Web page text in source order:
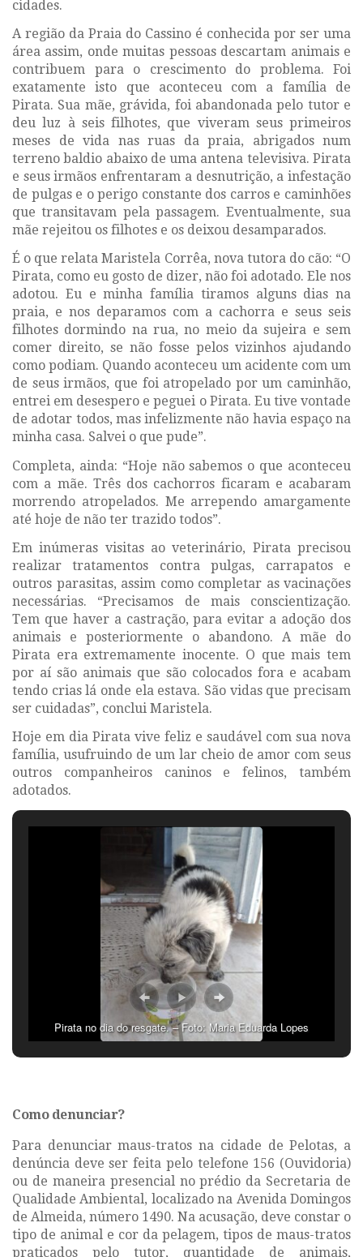
cidades.
A região da Praia do Cassino é conhecida por ser uma
área assim, onde muitas pessoas descartam animais e
contribuem para o crescimento do problema. Foi
exatamente isto que aconteceu com a família de
Pirata. Sua mãe, grávida, foi abandonada pelo tutor e
deu luz à seis filhotes, que viveram seus primeiros
meses de vida nas ruas da praia, abrigados num
terreno baldio abaixo de uma antena televisiva. Pirata
e seus irmãos enfrentaram a desnutrição, a infestação
de pulgas e o perigo constante dos carros e caminhões
que transitavam pela passagem. Eventualmente, sua
mãe rejeitou os filhotes e os deixou desamparados.
É o que relata Maristela Corrêa, nova tutora do cão: “O
Pirata, como eu gosto de dizer, não foi adotado. Ele nos
adotou. Eu e minha família tiramos alguns dias na
praia, e nos deparamos com a cachorra e seus seis
filhotes dormindo na rua, no meio da sujeira e sem
comer direito, se não fosse pelos vizinhos ajudando
como podiam. Quando aconteceu um acidente com um
de seus irmãos, que foi atropelado por um caminhão,
entrei em desespero e peguei o Pirata. Eu tive vontade
de adotar todos, mas infelizmente não havia espaço na
minha casa. Salvei o que pude”.
Completa, ainda: “Hoje não sabemos o que aconteceu
com a mãe. Três dos cachorros ficaram e acabaram
morrendo atropelados. Me arrependo amargamente
até hoje de não ter trazido todos”.
Em inúmeras visitas ao veterinário, Pirata precisou
realizar tratamentos contra pulgas, carrapatos e
outros parasitas, assim como completar as vacinações
necessárias. “Precisamos de mais conscientização.
Tem que haver a castração, para evitar a adoção dos
animais e posteriormente o abandono. A mãe do
Pirata era extremamente inocente. O que mais tem
por aí são animais que são colocados fora e acabam
tendo crias lá onde ela estava. São vidas que precisam
ser cuidadas”, conclui Maristela.
Hoje em dia Pirata vive feliz e saudável com sua nova
família, usufruindo de um lar cheio de amor com seus
outros companheiros caninos e felinos, também
adotados.
Pirata no dia do resgate. – Foto: Maria Eduarda Lopes
Como denunciar?
Para denunciar maus-tratos na cidade de Pelotas, a
denúncia deve ser feita pelo telefone 156 (Ouvidoria)
ou de maneira presencial no prédio da Secretaria de
Qualidade Ambiental, localizado na Avenida Domingos
de Almeida, número 1490. Na acusação, deve constar o
tipo de animal e cor da pelagem, tipos de maus-tratos
praticados pelo tutor, quantidade de animais,